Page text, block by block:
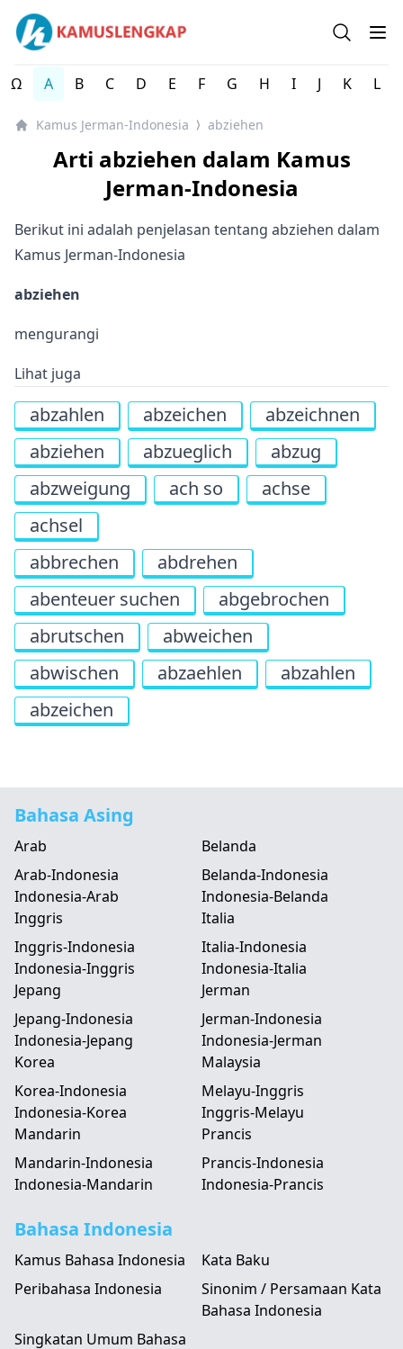
Kamus Lengkap Jerman-Indonesia - Kamus Bahasa
Open
Ω A B C D E F G H I J K L
Kamus Jerman-Indonesia ⟩ abziehen
Arti abziehen dalam Kamus
Jerman-Indonesia
Berikut ini adalah penjelasan tentang abziehen dalam
Kamus Jerman-Indonesia
abziehen
mengurangi
Lihat juga
abzahlen abzeichen
abzeichnen
abziehen
abzueglich
abzug
abzweigung
ach so
achse
achsel
abbrechen
abdrehen
abenteuer suchen
abgebrochen
abrutschen
abweichen
abwischen
abzaehlen
abzahlen
abzeichen
Bahasa Asing
Arab
Arab-Indonesia
Indonesia-Arab
Belanda
Belanda-Indonesia
Indonesia-Belanda
Inggris
Inggris-Indonesia
Indonesia-Inggris
Italia
Italia-Indonesia
Indonesia-Italia
Jepang
Jepang-Indonesia
Indonesia-Jepang
Jerman
Jerman-Indonesia
Indonesia-Jerman
Korea
Korea-Indonesia
Indonesia-Korea
Malaysia
Melayu-Inggris
Inggris-Melayu
Mandarin
Mandarin-Indonesia
Indonesia-Mandarin
Prancis
Prancis-Indonesia
Indonesia-Prancis
Bahasa Indonesia
Kamus Bahasa Indonesia
Kata Baku
Peribahasa Indonesia
Sinonim / Persamaan Kata
Bahasa Indonesia
Singkatan Umum Bahasa